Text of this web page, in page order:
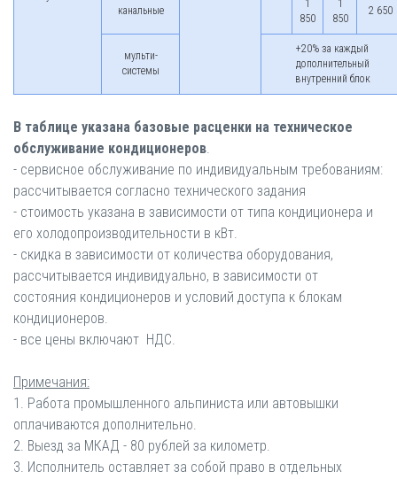
канальные
1
850
1
850
2 650
мульти-
системы
+20% за каждый
дополнительный
внутренний блок
В таблице указана базовые расценки на техническое
обслуживание кондиционеров.
- сервисное обслуживание по индивидуальным требованиям:
рассчитывается согласно технического задания
- стоимость указана в зависимости от типа кондиционера и
его холодопроизводительности в кВт.
- скидка в зависимости от количества оборудования,
рассчитывается индивидуально, в зависимости от
состояния кондиционеров и условий доступа к блокам
кондиционеров.
- все цены включают НДС.
Примечания:
1. Работа промышленного альпиниста или автовышки
оплачиваются дополнительно.
2. Выезд за МКАД - 80 рублей за километр.
3. Исполнитель оставляет за собой право в отдельных